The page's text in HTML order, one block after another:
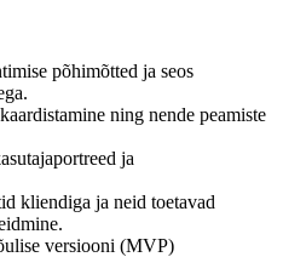
põhimõtted ja seos
ning nende peamiste
ja
kliendiga ja neid toetavad
versiooni (MVP)